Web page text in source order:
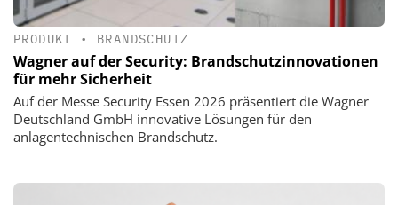
PRODUKT • BRANDSCHUTZ
Wagner auf der Security: Brandschutzinnovationen
für mehr Sicherheit
Auf der Messe Security Essen 2026 präsentiert die Wagner
Deutschland GmbH innovative Lösungen für den
anlagentechnischen Brandschutz.